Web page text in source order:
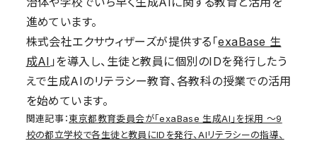
進めています。
株式会社エクサウィザーズが提供する「exaBase 生
成AI 」を導入し、生徒と教員に個別のIDを発行したう
えで生成AIのリテラシー教育、各教科の授業での活用
を始めています。
関連記事：東京都教育委員会が「exaBase 生成AI」を採用 〜9
校の都立学校で各生徒と教員にIDを発行、AIリテラシーの指導、